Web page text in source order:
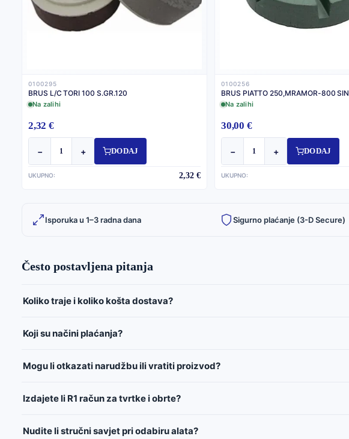
0100295
BRUS L/C TORI 100 S.GR.120
Na zalihi
2,32 €
− + DODAJ
UKUPNO: 2,32 €
0100256
BRUS PIATTO 250,MRAMOR-800 SIN
Na zalihi
30,00 €
− + DODAJ
UKUPNO:
Isporuka u 1–3 radna dana Sigurno plaćanje (3-D Secure)
Često postavljena pitanja
Koliko traje i koliko košta dostava?
Koji su načini plaćanja?
Mogu li otkazati narudžbu ili vratiti proizvod?
Izdajete li R1 račun za tvrtke i obrte?
Nudite li stručni savjet pri odabiru alata?